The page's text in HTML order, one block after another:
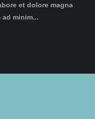
et dolore magna
ad minim...